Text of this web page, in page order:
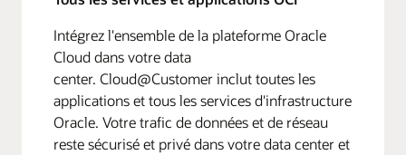
Intégrez l'ensemble de la plateforme Oracle
Cloud dans votre data
center. Cloud@Customer inclut toutes les
applications et tous les services d'infrastructure
Oracle. Votre trafic de données et de réseau
reste sécurisé et privé dans votre data center et